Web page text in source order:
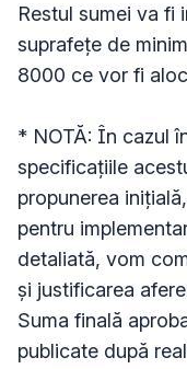
Restul sumei va fi
suprafețe de
8000 ce vor fi
* NOTĂ: În cazul
specificațiile
propunerea
pentru
detaliată, vom
și justificarea
Suma finală
publicate după